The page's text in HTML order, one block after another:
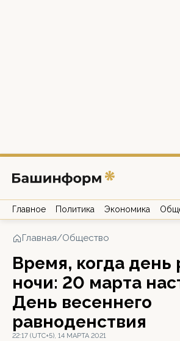
Главное Политика Экономика
Главная/Общество
Время, когда день
ночи: 20 марта
День весеннего
равноденствия
22:17 (UTC+5), 14 МАРТА 2021